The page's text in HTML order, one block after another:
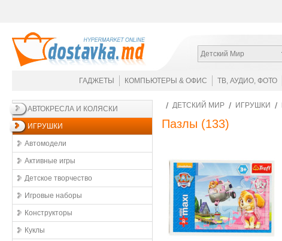
Детский Мир
ГАДЖЕТЫ КОМПЬЮТЕРЫ & ОФИС ТВ, АУДИО, ФОТО
АВТОКРЕСЛА И КОЛЯСКИ
ИГРУШКИ
Автомодели
Активные игры
Детское творчество
Игровые наборы
Конструкторы
Куклы
ДЕТСКИЙ МИР ИГРУШКИ
Пазлы (133)